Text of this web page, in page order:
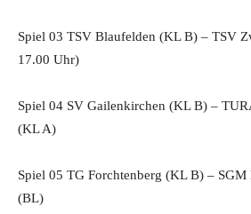
Spiel 03 TSV Blaufelden (KL B) – TSV
17.00 Uhr)
Spiel 04 SV Gailenkirchen (KL B) –
(KL A)
Spiel 05 TG Forchtenberg (KL B) –
(BL)